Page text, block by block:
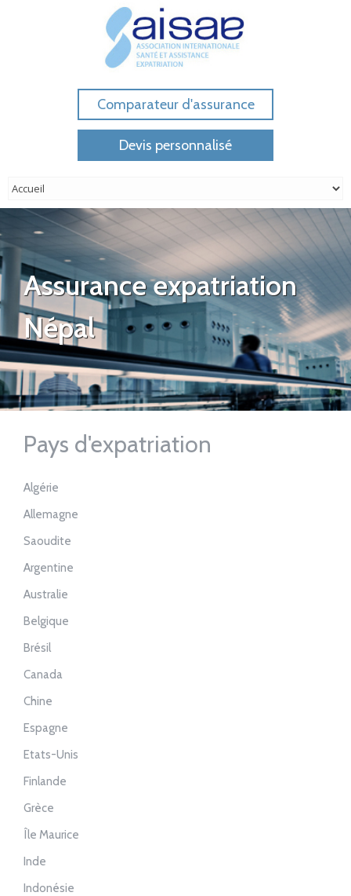
Comparateur d'assurance
Devis personnalisé
Assurance expatriation
Népal
Pays d'expatriation
Algérie
Allemagne
Saoudite
Argentine
Australie
Belgique
Brésil
Canada
Chine
Espagne
Etats-Unis
Finlande
Grèce
Île Maurice
Inde
Indonésie